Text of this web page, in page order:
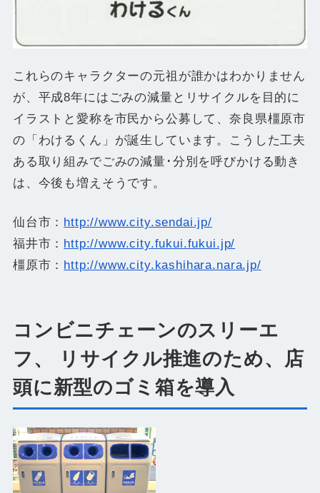
これらのキャラクターの元祖が誰かはわかりません
が、平成8年にはごみの減量とリサイクルを目的に
イラストと愛称を市民から公募して、奈良県橿原市
の「わけるくん」が誕生しています。こうした工夫
ある取り組みでごみの減量･分別を呼びかける動き
は、今後も増えそうです。
仙台市： http://www.city.sendai.jp/
福井市： http://www.city.fukui.fukui.jp/
橿原市： http://www.city.kashihara.nara.jp/
コンビニチェーンのスリーエ
フ、 リサイクル推進のため、店
頭に新型のゴミ箱を導入